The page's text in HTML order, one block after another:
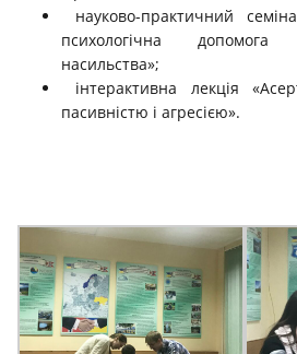
науково-практичний
психологічна
насильства»;
інтерактивна лекція
пасивністю і агресією».